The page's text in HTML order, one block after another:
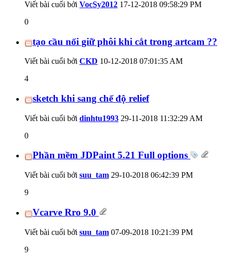
Viết bài cuối bởi VocSy2012 17-12-2018 09:58:29 PM
0
tạo cầu nối giữ phôi khi cắt trong artcam ??
Viết bài cuối bởi CKD 10-12-2018 07:01:35 AM
4
sketch khi sang chế độ relief
Viết bài cuối bởi dinhtu1993 29-11-2018 11:32:29 AM
0
Phần mềm JDPaint 5.21 Full options
Viết bài cuối bởi suu_tam 29-10-2018 06:42:39 PM
9
Vcarve Rro 9.0
Viết bài cuối bởi suu_tam 07-09-2018 10:21:39 PM
9